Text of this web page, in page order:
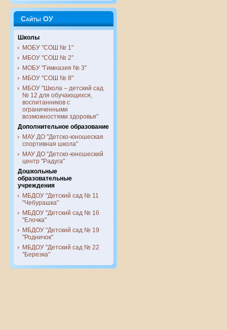
Сайты ОУ
Школы
МОБУ "СОШ № 1"
МБОУ "СОШ № 2"
МОБУ "Гимназия № 3"
МБОУ "СОШ № 8"
МБОУ "Школа – детский сад
№ 12 для обучающихся,
воспитанников с
ограниченными
возможностями здоровья"
Дополнительное образование
МАУ ДО "Детско-юношеская
спортивная школа"
МАУ ДО "Детско-юношеский
центр "Радуга"
Дошкольные
образовательные
учреждения
МБДОУ "Детский сад № 11
"Чебурашка"
МБДОУ "Детский сад № 16
"Елочка"
МБДОУ "Детский сад № 19
"Родничок"
МБДОУ "Детский сад № 22
"Березка"